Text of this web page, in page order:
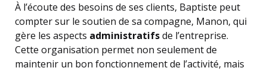
À l’écoute des besoins de ses clients, Baptiste peut
compter sur le soutien de sa compagne, Manon, qui
gère les aspects administratifsde l’entreprise.
Cette organisation permet non seulement de
maintenir un bon fonctionnement de l’activité, mais